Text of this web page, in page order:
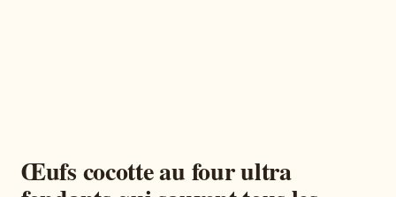
Œufs cocotte au four ultra